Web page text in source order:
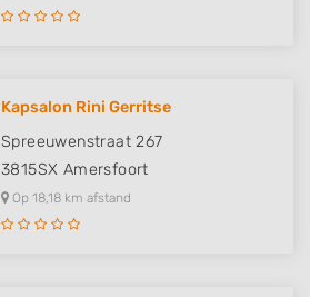
Kapsalon Rini Gerritse
Spreeuwenstraat 267
3815SX Amersfoort
Op 18,18 km afstand